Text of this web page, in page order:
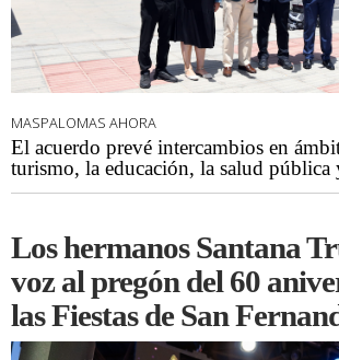
MASPALOMAS AHORA
El acuerdo prevé intercambios en
turismo, la educación, la salud pública
Los hermanos Santana
voz al pregón del 60
las Fiestas de San